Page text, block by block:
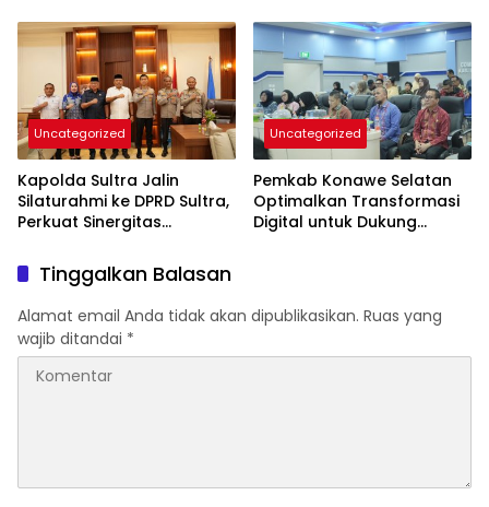
Nasionalisme
Uncategorized
Kapolda Sultra Jalin
Silaturahmi ke DPRD Sultra,
Perkuat Sinergitas
Kemajuan Daerah
Uncategorized
Pemkab Konawe Selatan
Optimalkan Transformasi
Digital untuk Dukung
Tinggalkan Balasan
Alamat email Anda tidak akan dipublikasikan. Ruas yang
wajib ditandai *